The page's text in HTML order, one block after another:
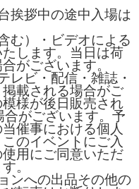
挨拶中の途中入場は
む）・ビデオによる
します。当日は荷
がございます。
レビ・配信・雑誌・
載される場合がご
様が後日販売され
がございます。予
催事における個人
のイベントにご入
用にご同意いただ
。
ンへの出品その他の